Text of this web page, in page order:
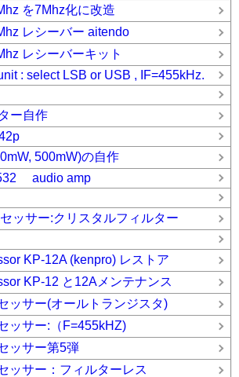
を7Mhz化に改造
レシーバー aitendo
レシーバーキット
: select LSB or USB , IF=455kHz.
ー自作
500mW)の自作
audio amp
ッサー:クリスタルフィルター
KP-12A (kenpro) レストア
KP-12 と12Aメンテナンス
ッサー(オールトランジスタ)
ッサー:（F=455kHZ)
ッサー第5弾
ッサー：フィルターレス